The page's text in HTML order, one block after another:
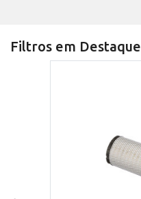
Filtros em Destaque